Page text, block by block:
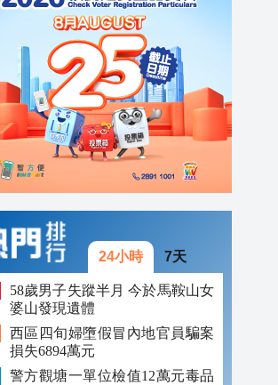
24小時 7天
58歲男子失蹤半月 今於馬鞍山女
婆山發現遺體
西區四旬婦墮假冒內地官員騙案
損失6894萬元
警方觀塘一單位檢值12萬元毒品